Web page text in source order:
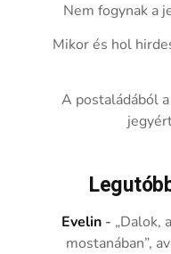
Nem fogynak a
Mikor és hol
A postaládából
Evelin - „Dalok,
mostanában”,